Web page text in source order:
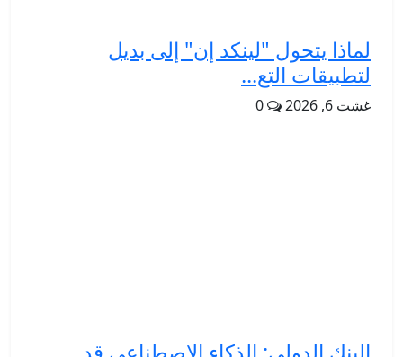
لماذا يتحول "لينكد إن" إلى بديل
لتطبيقات التع...
غشت 6, 2026 0